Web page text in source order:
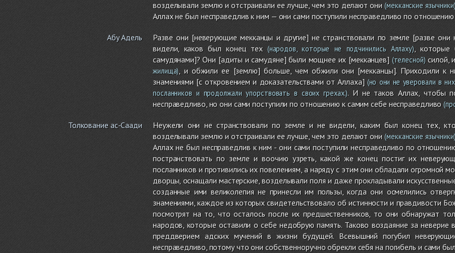
возделывали землю и отстраивали ее лучше, чем это делают они(мекканские
Аллах не был несправедлив к ним — они сами поступили несправедливо по отношению
Абу Адель Разве они [неверующие мекканцы и другие] не странствовали по земле [разве
видели, каков был конец тех(народов, которые не подчинились Аллаху),
самудянами]? Они [адиты и самудяне] были мощнее их [мекканцев](телесной)силой,
жилища), и обжили ее [землю] больше, чем обжили они [мекканцы]. Приходили к
знамениями [с откровением и доказательствами от Аллаха](но они не уверовали в
посланников и продолжали упорствовать в своих грехах.). И не таков Аллах, чтобы
несправедливо, но они сами поступили по отношению к самим себе несправедливо
Толкование ас-Саади
Неужели они не странствовали по земле и не видели, каким был конец тех,
возделывали землю и отстраивали ее лучше, чем это делают они(мекканские
Аллах не был несправедлив к ним - они сами поступили несправедливо по
постранствовать по земле и воочию узреть, какой же конец постиг их
посланников и противились их повелениям, а наряду с этим они обладали
дворцы, оснащали мастерские, возделывали поля и даже прокладывали
созданные ими великолепия не принесли им пользы, когда они осмелились
знамениями, каждое из которых свидетельствовало об истинности и правдивости
посмотрят на то, что осталось после их предшественников, то они обнаружат
народов, которые оставили о себе недобрую память. Таково воздаяние за неверие
преддверием адских мучений в жизни будущей. Всевышний погубил
несправедливо, потому что они собственноручно обрекли себя на погибель и сами